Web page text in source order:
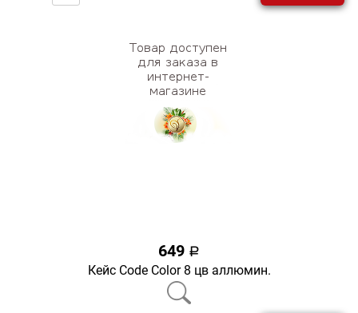
649 a
Кейс Code Color 8 цв аллюмин.